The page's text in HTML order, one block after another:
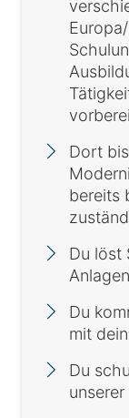
Dort
bereits
Du löst
Du
mit
Du
unserer